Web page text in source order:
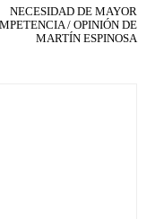
NECESIDAD DE MAYOR
/ OPINIÓN DE
MARTÍN ESPINOSA